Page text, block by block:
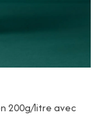
200g/litre avec